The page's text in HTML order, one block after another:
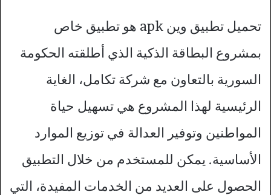
تحميل تطبيق وين apk هو تطبيق خاص
بمشروع البطاقة الذكية الذي أطلقته الحكومة
السورية بالتعاون مع شركة تكامل، الغاية
الرئيسية لهذا المشروع هي تسهيل حياة
المواطنين وتوفير العدالة في توزيع الموارد
الأساسية. يمكن للمستخدم من خلال التطبيق
الحصول على العديد من الخدمات المفيدة، التي